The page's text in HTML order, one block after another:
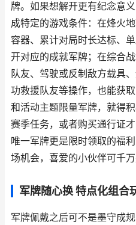
牌。如果想解开更有纪念意
成特定的游戏条件：在烽火
容器、累计对局时长达标、
开对应的成就军牌；在综合
队友、驾驶或反制敌方载具
功救援队友等操作，也能获
和活动主题限量军牌，就得
赛季任务，或者购买通行证
唯一军牌更是限时领取的福
场机会，喜爱的小伙伴可千万
军牌随心换 特点化组合
军牌佩戴之后可不是墨守成